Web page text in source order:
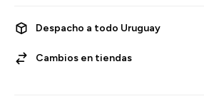
Despacho a todo Uruguay
Cambios en tiendas